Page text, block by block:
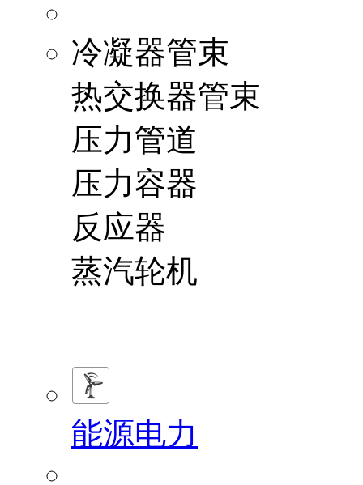
冷凝器管束
热交换器管束
压力管道
压力容器
反应器
蒸汽轮机
能源电力